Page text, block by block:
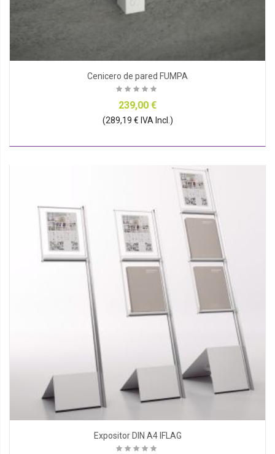
Cenicero de pared FUMPA
239,00 €
(289,19 € IVA Incl.)
Expositor DIN A4 IFLAG